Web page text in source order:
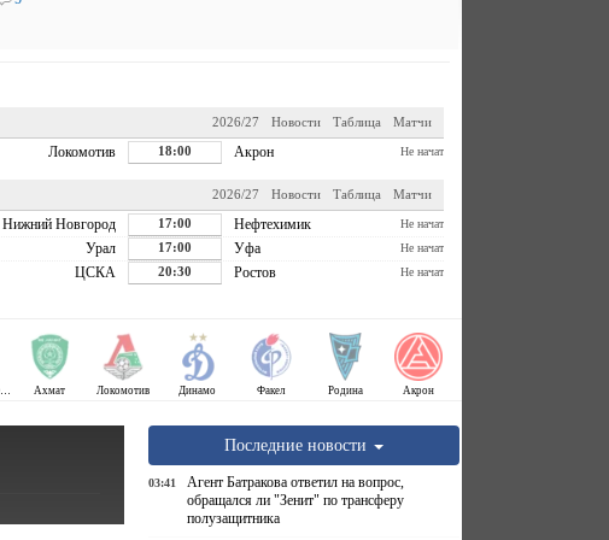
Матчи
Таблица
Новости
2026/27
Локомотив 18:00 Акрон Не начат
Матчи
Таблица
Новости
2026/27
Нижний Новгород 17:00 Нефтехимик Не начат
Урал 17:00 Уфа Не начат
ЦСКА 20:30 Ростов Не начат
Крылья Советов Ахмат Локомотив Динамо Факел Родина Акрон
Последние новости
03:41
Агент Батракова ответил на вопрос,
обращался ли "Зенит" по трансферу
полузащитника